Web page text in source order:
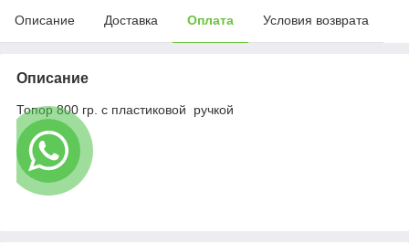
Описание Доставка Оплата Условия возврата
Описание
Топор 800 гр. с пластиковой ручкой